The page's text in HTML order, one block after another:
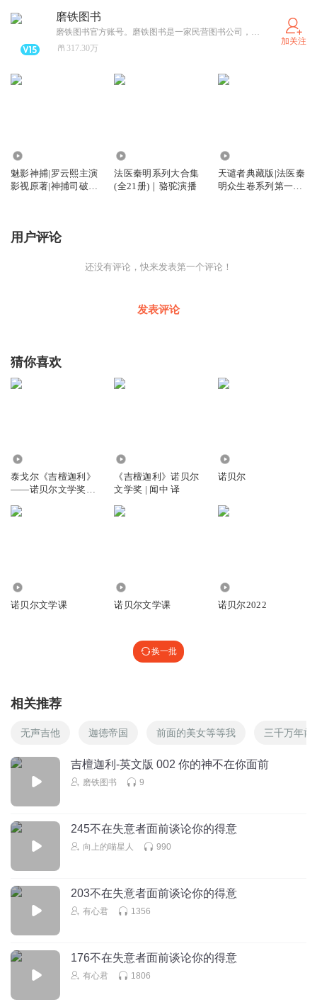
磨铁图书
磨铁图书官方账号。磨铁图书是一家民营图书公司，年出品600余种图书，产品线超过11条。你不认识我，但你一定认识磨铁出的书，像《明朝那些事儿》、《盗墓笔记》、阿狸系列、桂宝系列、朱德庸漫画系列…李敖的文集、季羡林唯一自选集、王小波、周国平、余秋雨……
317.30万
加关注
魅影神捕|罗云熙主演
影视原著|神捕司破解
法医秦明系列大合集
(全21册)｜骆驼演播
天谴者典藏版|法医秦
明众生卷系列第一季|
用户评论
还没有评论，快来发表第一个评论！
发表评论
猜你喜欢
泰戈尔《吉檀迦利》
——诺贝尔文学奖作
《吉檀迦利》诺贝尔
文学奖 | 闻中 译
诺贝尔
诺贝尔文学课 诺贝尔文学课 诺贝尔2022
换一批
相关推荐
无声吉他 迦德帝国 前面的美女等等我 三千万年前
吉檀迦利-英文版 002 你的神不在你面前
磨铁图书 9
245不在失意者面前谈论你的得意
向上的喵星人 990
203不在失意者面前谈论你的得意
有心君 1356
176不在失意者面前谈论你的得意
有心君 1806